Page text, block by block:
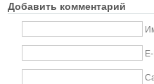
Добавить комментарий